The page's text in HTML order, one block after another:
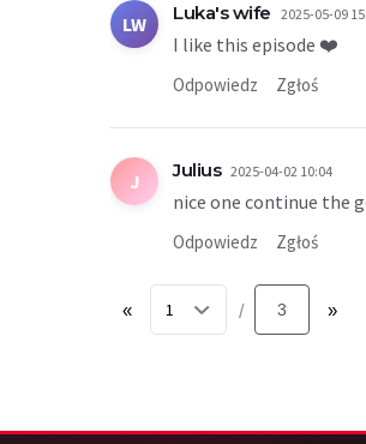
LW Luka's wife 2025-05-09
I like this episode ❤️
Odpowiedz Zgłoś
J Julius 2025-04-02 10:04
nice one continue the
Odpowiedz Zgłoś
« / 3 »